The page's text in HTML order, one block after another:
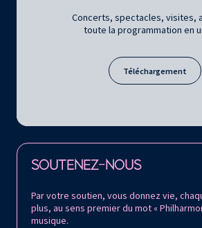
Concerts, spectacles, visites,
toute la programmation en
Téléchargement
SOUTENEZ-NOUS
Par votre soutien, vous donnez vie,
plus, au sens premier du mot «
musique.
Retrouvez la Philharmonie de Paris sur